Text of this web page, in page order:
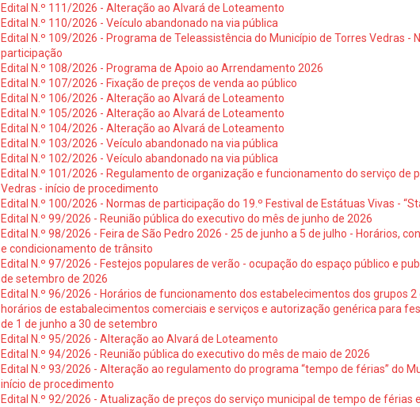
Edital N.º 111/2026 - Alteração ao Alvará de Loteamento
Edital N.º 110/2026 - Veículo abandonado na via pública
Edital N.º 109/2026 - Programa de Teleassistência do Município de Torres Vedras -
participação
Edital N.º 108/2026 - Programa de Apoio ao Arrendamento 2026
Edital N.º 107/2026 - Fixação de preços de venda ao público
Edital N.º 106/2026 - Alteração ao Alvará de Loteamento
Edital N.º 105/2026 - Alteração ao Alvará de Loteamento
Edital N.º 104/2026 - Alteração ao Alvará de Loteamento
Edital N.º 103/2026 - Veículo abandonado na via pública
Edital N.º 102/2026 - Veículo abandonado na via pública
Edital N.º 101/2026 - Regulamento de organização e funcionamento do serviço de
Vedras - início de procedimento
Edital N.º 100/2026 - Normas de participação do 19.º Festival de Estátuas Vivas -
Edital N.º 99/2026 - Reunião pública do executivo do mês de junho de 2026
Edital N.º 98/2026 - Feira de São Pedro 2026 - 25 de junho a 5 de julho - Horários,
e condicionamento de trânsito
Edital N.º 97/2026 - Festejos populares de verão - ocupação do espaço público e
de setembro de 2026
Edital N.º 96/2026 - Horários de funcionamento dos estabelecimentos dos grupos
horários de estabalecimentos comerciais e serviços e autorização genérica para
de 1 de junho a 30 de setembro
Edital N.º 95/2026 - Alteração ao Alvará de Loteamento
Edital N.º 94/2026 - Reunião pública do executivo do mês de maio de 2026
Edital N.º 93/2026 - Alteração ao regulamento do programa “tempo de férias” do
início de procedimento
Edital N.º 92/2026 - Atualização de preços do serviço municipal de tempo de férias